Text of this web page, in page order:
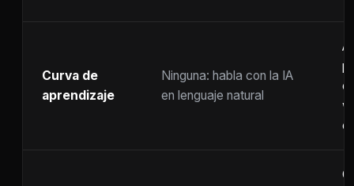
Curva de
aprendizaje
Ninguna: habla con la IA
en lenguaje natural